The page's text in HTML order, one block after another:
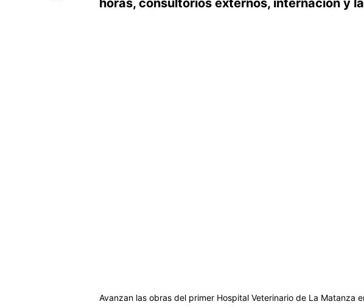
horas, consultorios externos, internación y
Avanzan las obras del primer Hospital Veterinario de La Matanza